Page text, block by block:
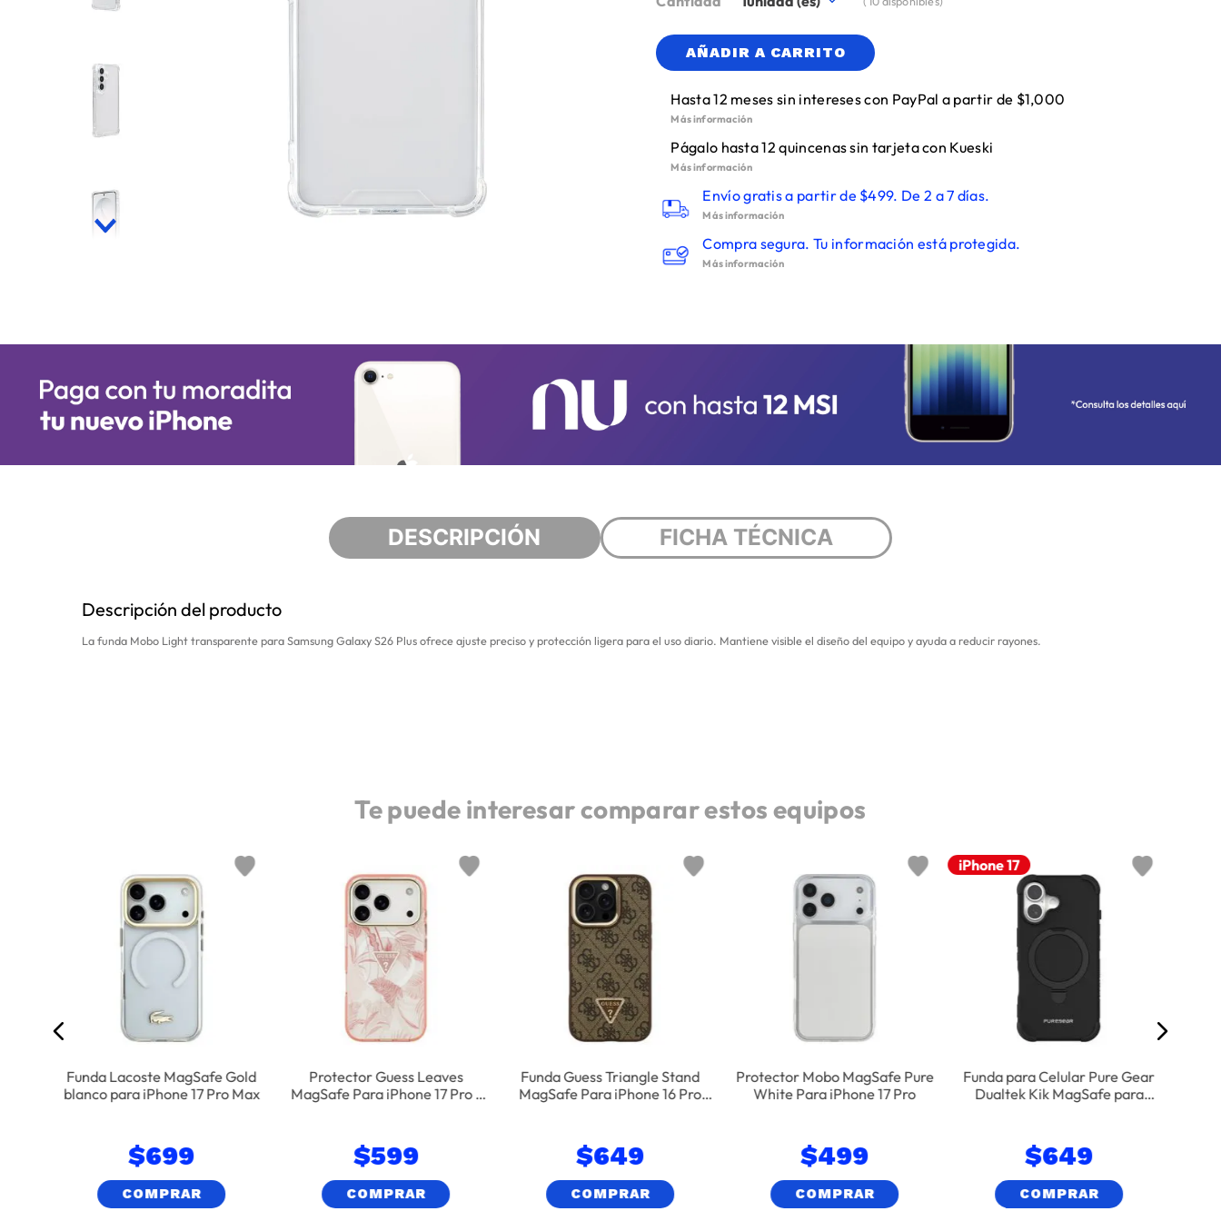
AÑADIR A CARRITO
Hasta 12 meses sin intereses con PayPal a partir de $1,000
Más información
Págalo hasta 12 quincenas sin tarjeta con Kueski
Más información
Envío gratis a partir de $499. De 2 a 7 días.
Más información
Compra segura. Tu información está protegida.
Más información
DESCRIPCIÓN FICHA TÉCNICA
Descripción del producto
La funda Mobo Light transparente para Samsung Galaxy S26 Plus ofrece ajuste preciso y protección ligera para el uso diario. Mantiene visible el diseño del equipo y ayuda a reducir rayones.
Te puede interesar comparar estos equipos
Funda Lacoste MagSafe Gold
blanco para iPhone 17 Pro Max
$699
COMPRAR
Protector Guess Leaves
MagSafe Para iPhone 17 Pro -
$599
COMPRAR
Funda Guess Triangle Stand
MagSafe Para iPhone 16 Pro
$649
COMPRAR
Protector Mobo MagSafe Pure
White Para iPhone 17 Pro
$499
COMPRAR
iPhone 17
Funda para Celular Pure Gear
Dualtek Kik MagSafe para
$649
COMPRAR